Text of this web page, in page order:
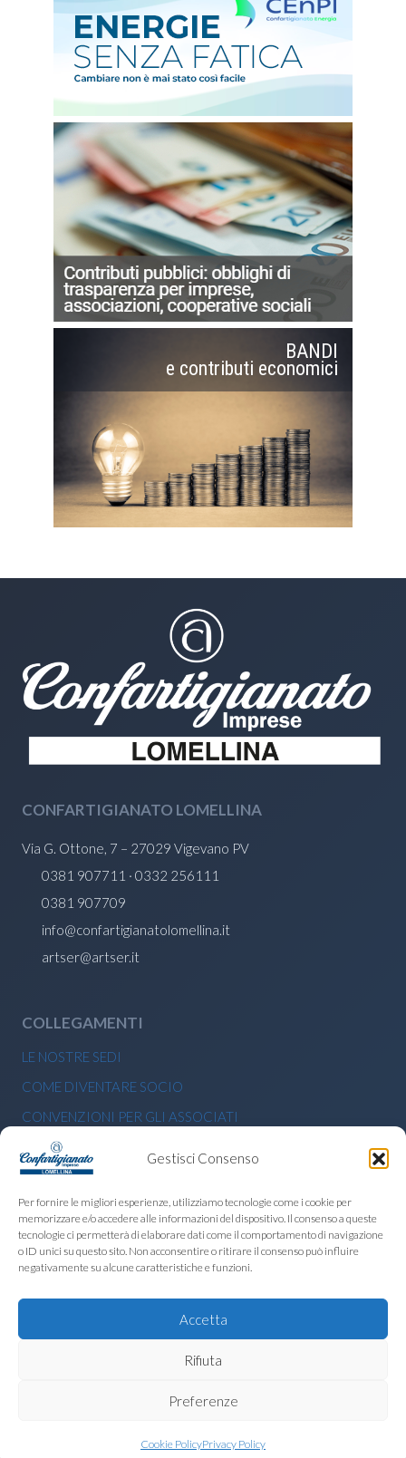
Gestisci Consenso
Per fornire le migliori esperienze, utilizziamo tecnologie come i cookie per
memorizzare e/o accedere alle informazioni del dispositivo. Il consenso a queste
tecnologie ci permetterà di elaborare dati come il comportamento di navigazione
o ID unici su questo sito. Non acconsentire o ritirare il consenso può influire
negativamente su alcune caratteristiche e funzioni.
Accetta
Rifiuta
Preferenze
Cookie PolicyPrivacy Policy
BANDI
e contributi economici
CONFARTIGIANATO LOMELLINA
Via G. Ottone, 7 – 27029 Vigevano PV
0381 907711 · 0332 256111
0381 907709
info@confartigianatolomellina.it
artser@artser.it
COLLEGAMENTI
LE NOSTRE SEDI
COME DIVENTARE SOCIO
CONVENZIONI PER GLI ASSOCIATI
BANDI E CONTRIBUTI ECONOMICI
PRIVACY POLICY
CERCA NEL SITO
Ricerca
© 2026 Confartigianato Imprese Lomellina · Partita IVA 01842890186